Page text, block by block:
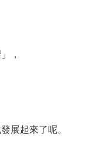
，
展起來了呢。